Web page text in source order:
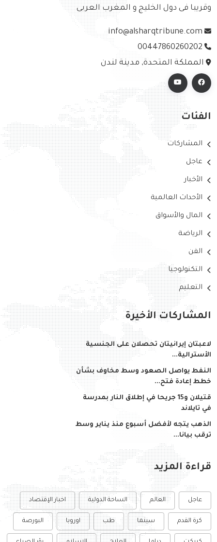
وقريبا فى دول الخليج و المغرب العربى
المملكة المتحدة, مدينة لندن
الفئات
المشاركات
عاجل
الأخبار
الأحداث العالمية
المال والأسواق
الرياضة
الفن
التكنولوجيا
التعليم
المشاركات الأخيرة
لاعبتان إيرانيتان تحصلان على الجنسية
الأسترالية...
النفط يواصل الصعود وسط مخاوف بشأن
خطط إعادة فتح...
قتيلان و15 جريحا في إطلاق النار بمدرسة
في تايلاند
الذهب يتجه لأفضل أسبوع منذ يناير وسط
ترقب بيانا...
قراءة المزيد
عاجل العالم الساحة الدولية اخبار الإقتصاد
كرة القدم سينما طب اوروبا البورصة